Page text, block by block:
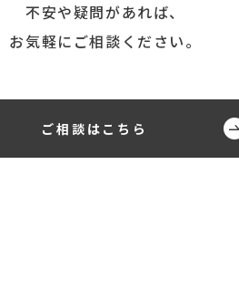
不安や疑問があれば、
お気軽にご相談ください。
ご相談はこちら